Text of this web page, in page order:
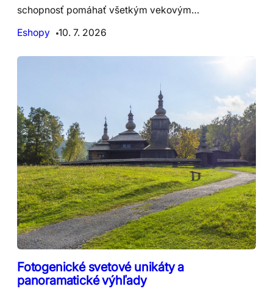
schopnosť pomáhať všetkým vekovým…
Eshopy
10. 7. 2026
Fotogenické svetové unikáty a
panoramatické výhľady